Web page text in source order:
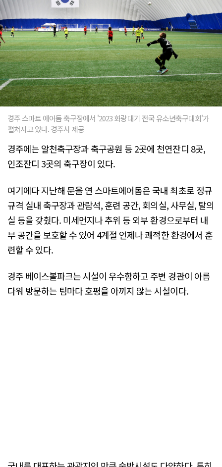
경주 스마트 에어돔 축구장에서 '2023 화랑대기 전국 유소년축구대회'가
펼쳐지고 있다. 경주시 제공
경주에는 알천축구장과 축구공원 등 2곳에 천연잔디 8곳,
인조잔디 3곳의 축구장이 있다.
여기에다 지난해 문을 연 스마트에어돔은 국내 최초로 정규
규격 실내 축구장과 관람석, 훈련 공간, 회의실, 사무실, 탈의
실 등을 갖췄다. 미세먼지나 추위 등 외부 환경으로부터 내
부 공간을 보호할 수 있어 4계절 언제나 쾌적한 환경에서 훈
련할 수 있다.
경주 베이스볼파크는 시설이 우수함하고 주변 경관이 아름
다워 방문하는 팀마다 호평을 아끼지 않는 시설이다.